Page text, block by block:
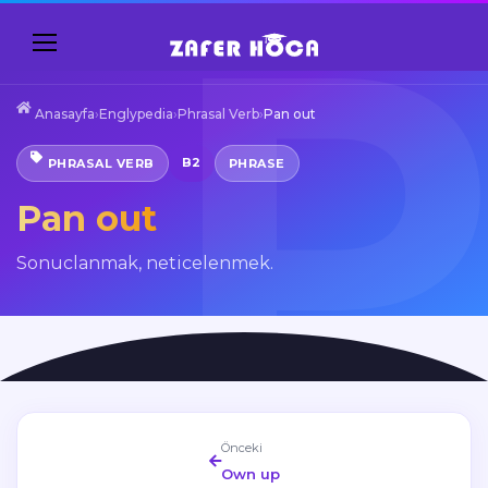
Anasayfa›Englypedia›Phrasal Verb›Pan out
PHRASAL VERB B2 PHRASE
Pan out
Sonuclanmak, neticelenmek.
Önceki
Own up